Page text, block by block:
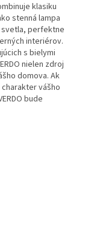
klasiku
stenná lampa
svetla, perfektne
interiérov.
s bielymi
nielen zdroj
domova. Ak
vášho
bude